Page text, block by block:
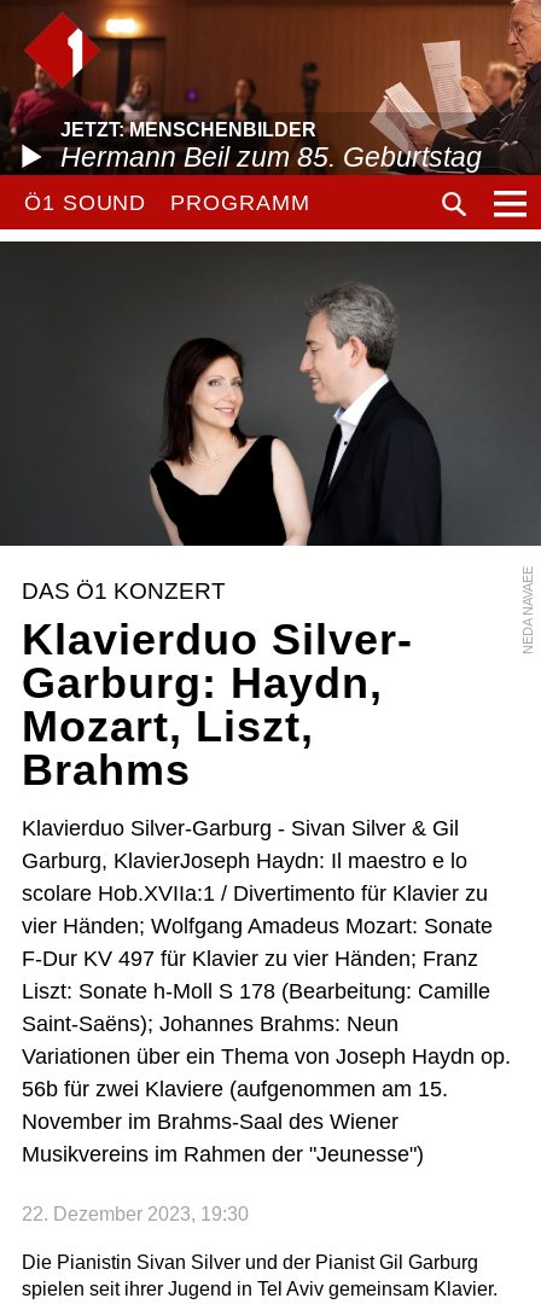
JETZT: MENSCHENBILDER
Hermann Beil zum 85. Geburtstag
Ö1 SOUND PROGRAMM
NEDA NAVAEE
DAS Ö1 KONZERT
Klavierduo Silver-
Garburg: Haydn,
Mozart, Liszt,
Brahms
Klavierduo Silver-Garburg - Sivan Silver & Gil
Garburg, KlavierJoseph Haydn: Il maestro e lo
scolare Hob.XVIIa:1 / Divertimento für Klavier zu
vier Händen; Wolfgang Amadeus Mozart: Sonate
F-Dur KV 497 für Klavier zu vier Händen; Franz
Liszt: Sonate h-Moll S 178 (Bearbeitung: Camille
Saint-Saëns); Johannes Brahms: Neun
Variationen über ein Thema von Joseph Haydn op.
56b für zwei Klaviere (aufgenommen am 15.
November im Brahms-Saal des Wiener
Musikvereins im Rahmen der "Jeunesse")
22. Dezember 2023, 19:30
Die Pianistin Sivan Silver und der Pianist Gil Garburg
spielen seit ihrer Jugend in Tel Aviv gemeinsam Klavier.